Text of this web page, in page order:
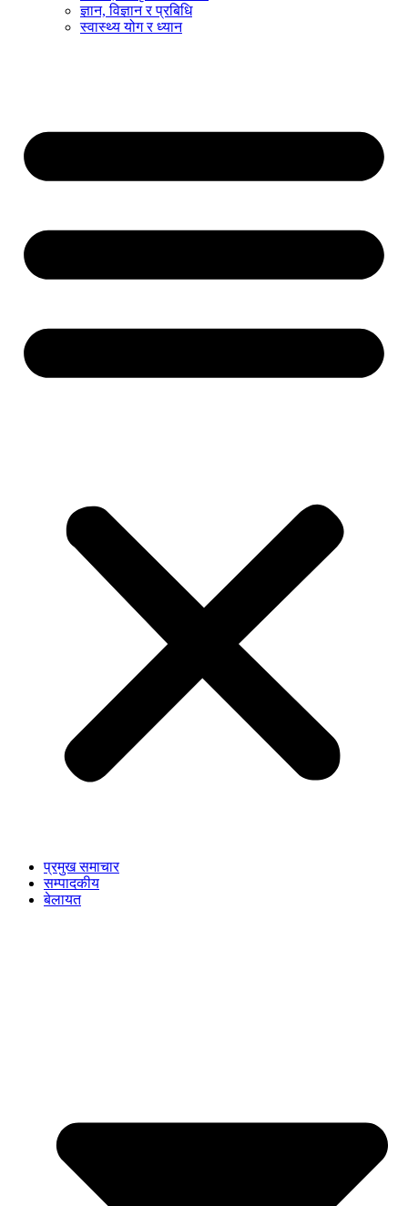
ज्ञान, विज्ञान र प्रबिधि
स्वास्थ्य योग र ध्यान
प्रमुख समाचार
सम्पादकीय
बेलायत